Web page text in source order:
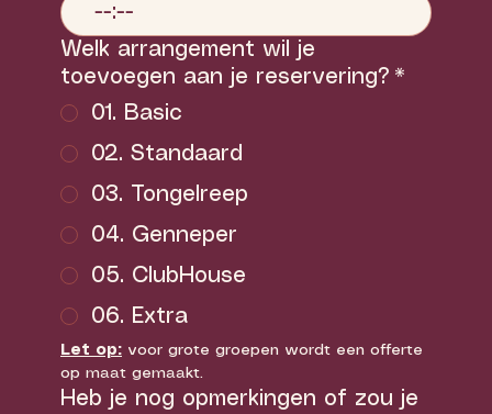
:
Welk arrangement wil je
toevoegen aan je reservering? *
01. Basic
02. Standaard
03. Tongelreep
04. Genneper
05. ClubHouse
06. Extra
Let op: voor grote groepen wordt een offerte
op maat gemaakt.
Heb je nog opmerkingen of zou je